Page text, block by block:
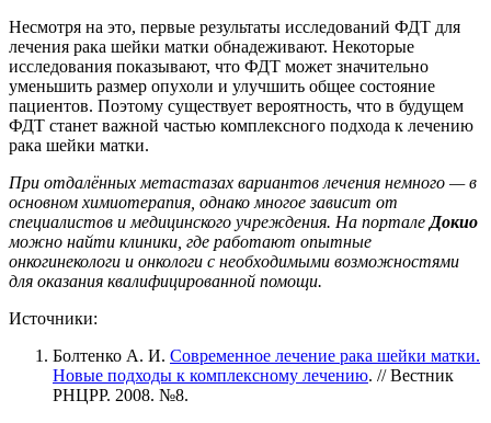
Несмотря на это, первые результаты исследований ФДТ для
лечения рака шейки матки обнадеживают. Некоторые
исследования показывают, что ФДТ может значительно
уменьшить размер опухоли и улучшить общее состояние
пациентов. Поэтому существует вероятность, что в будущем
ФДТ станет важной частью комплексного подхода к лечению
рака шейки матки.
При отдалённых метастазах вариантов лечения немного — в
основном химиотерапия, однако многое зависит от
специалистов и медицинского учреждения. На портале Докио
можно найти клиники, где работают опытные
онкогинекологи и онкологи с необходимыми возможностями
для оказания квалифицированной помощи.
Источники:
Болтенко А. И. Современное лечение рака шейки матки.
Новые подходы к комплексному лечению. // Вестник
РНЦРР. 2008. №8.